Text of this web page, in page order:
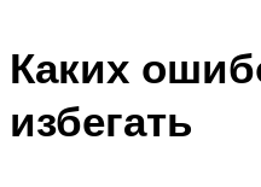
Каких
избегать